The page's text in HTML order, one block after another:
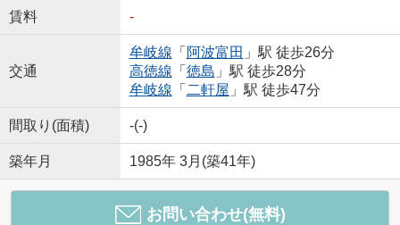
賃料 -
交通
牟岐線 「 阿波富田 」駅 徒歩26分
高徳線 「 徳島 」駅 徒歩28分
牟岐線 「 二軒屋 」駅 徒歩47分
間取り(面積) -(-)
築年月 1985年 3月(築41年)
お問い合わせ(無料)